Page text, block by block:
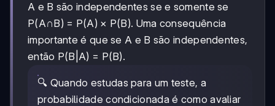
A e B são independentes se e somente se
P(A∩B) = P(A) × P(B). Uma consequência
importante é que se A e B são independentes,
então P(B|A) = P(B).
🔍 Quando estudas para um teste, a
probabilidade condicionada é como avaliar